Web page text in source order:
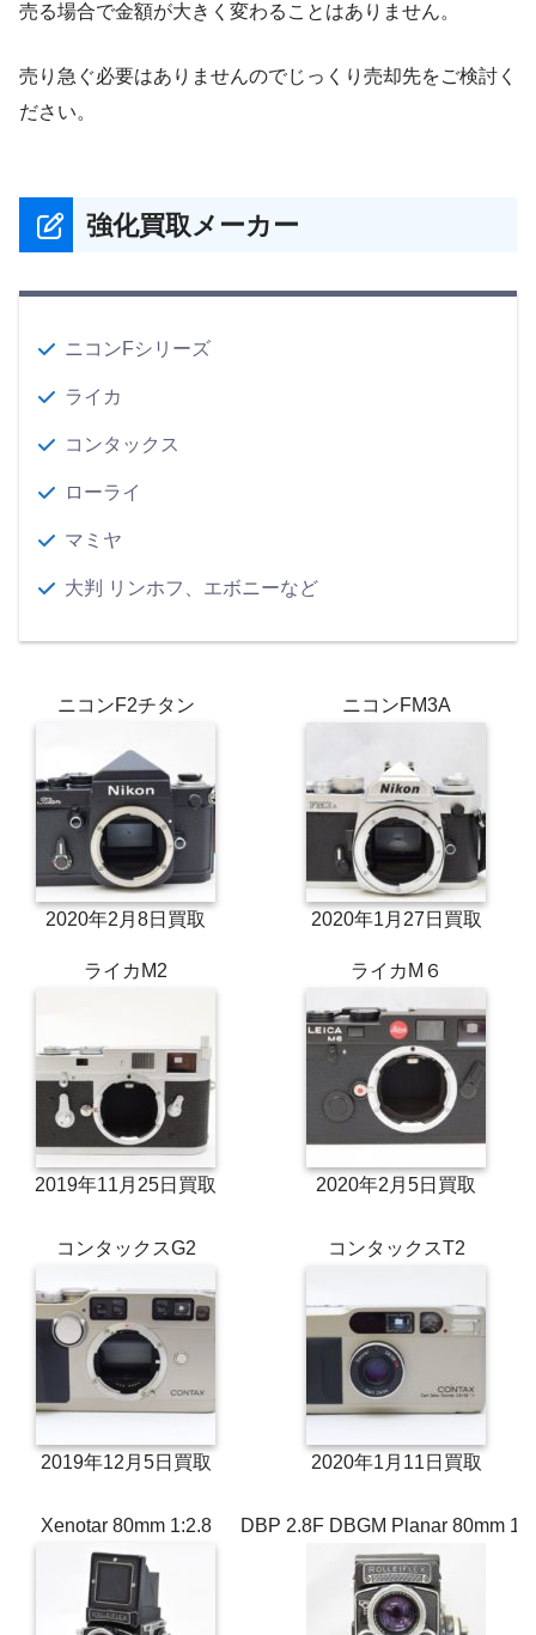
売る場合で金額が大きく変わることはありません。
売り急ぐ必要はありませんのでじっくり売却先をご検討く
ださい。
強化買取メーカー
ニコンFシリーズ
ライカ
コンタックス
ローライ
マミヤ
大判 リンホフ、エボニーなど
ニコンF2チタン
2020年2月8日買取
ニコンFM3A
2020年1月27日買取
ライカM2
2019年11月25日買取
ライカM６
2020年2月5日買取
コンタックスG2
2019年12月5日買取
コンタックスT2
2020年1月11日買取
Xenotar 80mm 1:2.8 DBP 2.8F DBGM Planar 80mm